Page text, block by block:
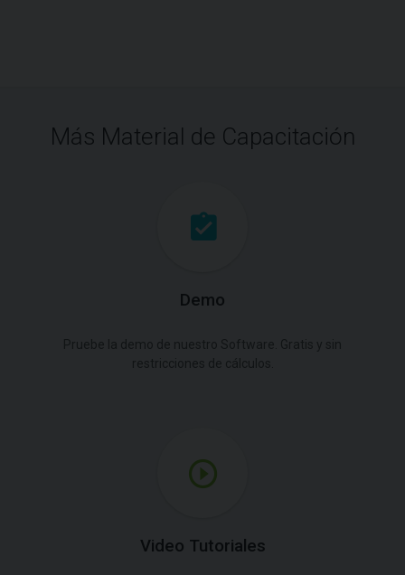
Más Material de Capacitación
Demo
Video Tutoriales